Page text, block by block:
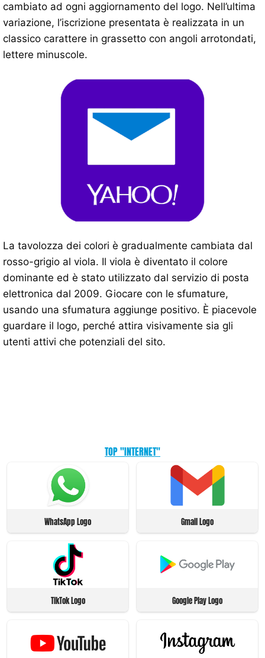
cambiato ad ogni aggiornamento del logo. Nell’ultima
variazione, l’iscrizione presentata è realizzata in un
classico carattere in grassetto con angoli arrotondati,
lettere minuscole.
La tavolozza dei colori è gradualmente cambiata dal
rosso-grigio al viola. Il viola è diventato il colore
dominante ed è stato utilizzato dal servizio di posta
elettronica dal 2009. Giocare con le sfumature,
usando una sfumatura aggiunge positivo. È piacevole
guardare il logo, perché attira visivamente sia gli
utenti attivi che potenziali del sito.
TOP "INTERNET"
WhatsApp Logo Gmail Logo
TikTok Logo Google Play Logo